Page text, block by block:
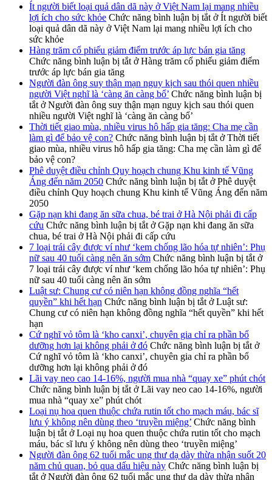
Ít người biết loại quả dân dã này ở Việt Nam lại mang nhiều
lợi ích cho sức khỏe Chức năng bình luận bị tắt ở Ít người biết
loại quả dân dã này ở Việt Nam lại mang nhiều lợi ích cho
sức khỏe
Hàng trăm cổ phiếu giảm điểm trước áp lực bán gia tăng
Chức năng bình luận bị tắt ở Hàng trăm cổ phiếu giảm điểm
trước áp lực bán gia tăng
Người đàn ông suy thận mạn nguy kịch sau thói quen nhiều
người Việt nghĩ là ‘càng ăn càng bổ’ Chức năng bình luận bị
tắt ở Người đàn ông suy thận mạn nguy kịch sau thói quen
nhiều người Việt nghĩ là ‘càng ăn càng bổ’
Thời tiết giao mùa, nhiều virus hô hấp gia tăng: Cha mẹ cần
làm gì để bảo vệ con? Chức năng bình luận bị tắt ở Thời tiết
giao mùa, nhiều virus hô hấp gia tăng: Cha mẹ cần làm gì để
bảo vệ con?
Phê duyệt điều chỉnh Quy hoạch chung Khu kinh tế Vũng
Áng đến năm 2050 Chức năng bình luận bị tắt ở Phê duyệt
điều chỉnh Quy hoạch chung Khu kinh tế Vũng Áng đến năm
2050
Gặp nạn khi đang ăn sữa chua, bé trai ở Hà Nội phải đi cấp
cứu Chức năng bình luận bị tắt ở Gặp nạn khi đang ăn sữa
chua, bé trai ở Hà Nội phải đi cấp cứu
7 loại trái cây được ví như ‘kem chống lão hóa tự nhiên’: Phụ
nữ sau 40 tuổi càng nên ăn sớm Chức năng bình luận bị tắt ở
7 loại trái cây được ví như ‘kem chống lão hóa tự nhiên’: Phụ
nữ sau 40 tuổi càng nên ăn sớm
Luật sư: Chung cư có niên hạn không đồng nghĩa “hết
quyền” khi hết hạn Chức năng bình luận bị tắt ở Luật sư:
Chung cư có niên hạn không đồng nghĩa “hết quyền” khi hết
hạn
Cứ nghĩ vỏ tôm là ‘kho canxi’, chuyên gia chỉ ra phần bổ
dưỡng hơn lại không phải ở đó Chức năng bình luận bị tắt ở
Cứ nghĩ vỏ tôm là ‘kho canxi’, chuyên gia chỉ ra phần bổ
dưỡng hơn lại không phải ở đó
Lãi vay neo cao 14-16%, người mua nhà “quay xe” phút chót
Chức năng bình luận bị tắt ở Lãi vay neo cao 14-16%, người
mua nhà “quay xe” phút chót
Loại nụ hoa quen thuộc chứa rutin tốt cho mạch máu, bác sĩ
lưu ý không nên dùng theo ‘truyền miệng’ Chức năng bình
luận bị tắt ở Loại nụ hoa quen thuộc chứa rutin tốt cho mạch
máu, bác sĩ lưu ý không nên dùng theo ‘truyền miệng’
Người đàn ông 62 tuổi mắc ung thư dạ dày thừa nhận suốt 20
năm chủ quan, bỏ qua dấu hiệu này Chức năng bình luận bị
tắt ở Người đàn ông 62 tuổi mắc ung thư dạ dày thừa nhận